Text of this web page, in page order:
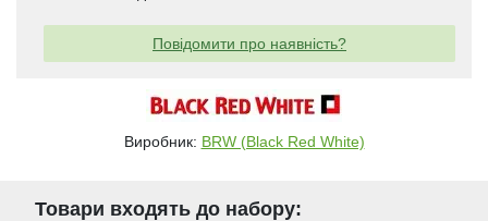
Повідомити про наявність?
Виробник: BRW (Black Red White)
Товари входять до набору: